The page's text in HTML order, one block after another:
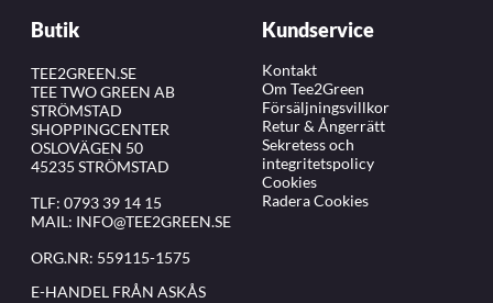
Butik
TEE2GREEN.SE
TEE TWO GREEN AB
STRÖMSTAD
SHOPPINGCENTER
OSLOVÄGEN 50
45235 STRÖMSTAD
TLF: 0793 39 14 15
MAIL: INFO@TEE2GREEN.SE
ORG.NR: 559115-1575
E-HANDEL FRÅN ASKÅS
Kundservice
Kontakt
Om Tee2Green
Försäljningsvillkor
Retur & Ångerrätt
Sekretess och
integritetspolicy
Cookies
Radera Cookies